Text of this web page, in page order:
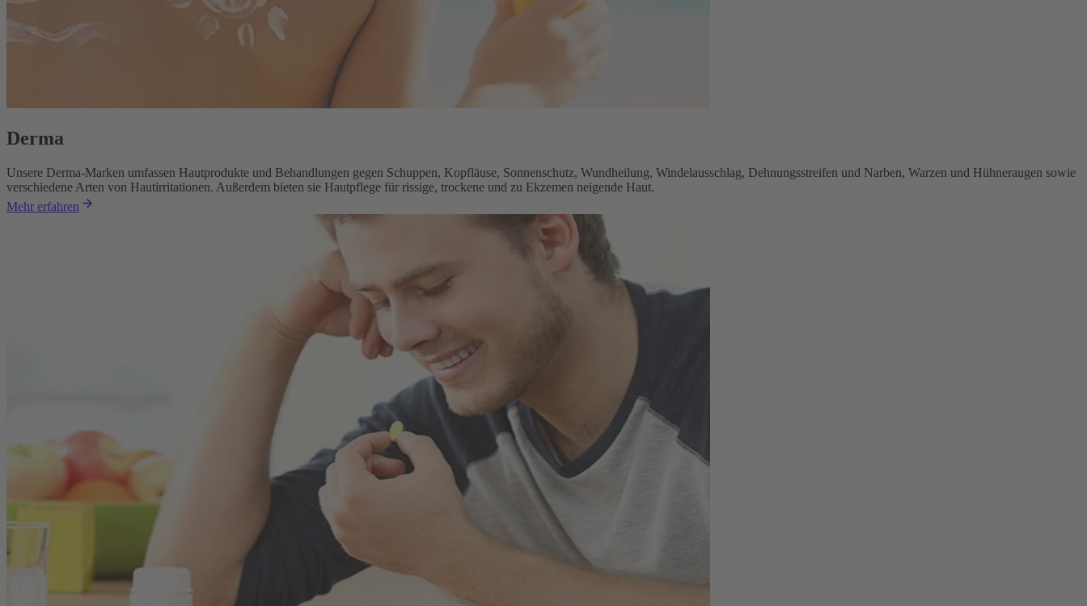
Derma
Unsere Derma-Marken umfassen Hautprodukte und Behandlungen gegen Schuppen, Kopfläuse, Sonnenschutz, Wundheilung, Windelausschlag, Dehnungsstreifen und Narben, Warzen und Hühneraugen sowie
verschiedene Arten von Hautirritationen. Außerdem bieten sie Hautpflege für rissige, trockene und zu Ekzemen neigende Haut.
Mehr erfahren